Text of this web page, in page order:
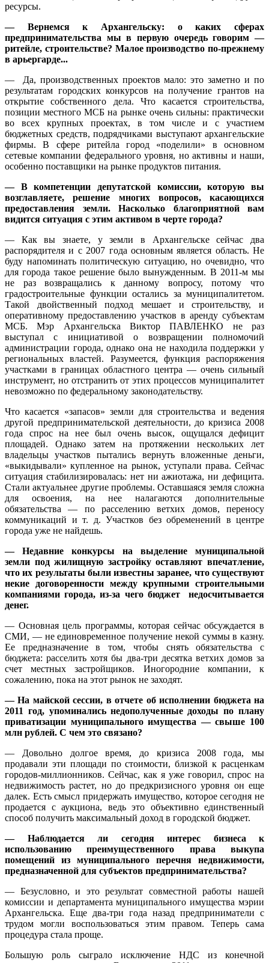
ресурсы.
— Вернемся к Архангельску: о каких сферах
предпринимательства мы в первую очередь говорим —
ритейле, строительстве? Малое производство по-прежнему
в арьергарде...
— Да, производственных проектов мало: это заметно и по
результатам городских конкурсов на получение грантов на
открытие собственного дела. Что касается строительства,
позиции местного МСБ на рынке очень сильны: практически
во всех крупных проектах, в том числе и с участием
бюджетных средств, подрядчиками выступают архангельские
фирмы. В сфере ритейла город «поделили» в основном
сетевые компании федерального уровня, но активны и наши,
особенно поставщики на рынке продуктов питания.
— В компетенции депутатской комиссии, которую вы
возглавляете, решение многих вопросов, касающихся
предоставления земли. Насколько благоприятной вам
видится ситуация с этим активом в черте города?
— Как вы знаете, у земли в Архангельске сейчас два
распорядителя и с 2007 года основным является область. Не
буду напоминать политическую ситуацию, но очевидно, что
для города такое решение было вынужденным. В 2011-м мы
не раз возвращались к данному вопросу, потому что
градостроительные функции остались за муниципалитетом.
Такой двойственный подход мешает и строительству, и
оперативному предоставлению участков в аренду субъектам
МСБ. Мэр Архангельска Виктор ПАВЛЕНКО не раз
выступал с инициативой о возвращении полномочий
администрации города, однако она не находила поддержки у
региональных властей. Разумеется, функция распоряжения
участками в границах областного центра — очень сильный
инструмент, но отстранить от этих процессов муниципалитет
невозможно по федеральному законодательству.
Что касается «запасов» земли для строительства и ведения
другой предпринимательской деятельности, до кризиса 2008
года спрос на нее был очень высок, ощущался дефицит
площадей. Однако затем на протяжении нескольких лет
владельцы участков пытались вернуть вложенные деньги,
«выкидывали» купленное на рынок, уступали права. Сейчас
ситуация стабилизировалась: нет ни ажиотажа, ни дефицита.
Стали актуальнее другие проблемы. Оставшаяся земля сложна
для освоения, на нее налагаются дополнительные
обязательства — по расселению ветхих домов, переносу
коммуникаций и т. д. Участков без обременений в центре
города уже не найдешь.
— Недавние конкурсы на выделение муниципальной
земли под жилищную застройку оставляют впечатление,
что их результаты были известны заранее, что существуют
некие договоренности между крупными строительными
компаниями города, из-за чего бюджет недосчитывается
денег.
— Основная цель программы, которая сейчас обсуждается в
СМИ, — не единовременное получение некой суммы в казну.
Ее предназначение в том, чтобы снять обязательства с
бюджета: расселить хотя бы два-три десятка ветхих домов за
счет местных застройщиков. Иногородние компании, к
сожалению, пока на этот рынок не заходят.
— На майской сессии, в отчете об исполнении бюджета на
2011 год, упоминались недополученные доходы по плану
приватизации муниципального имущества — свыше 100
млн рублей. С чем это связано?
— Довольно долгое время, до кризиса 2008 года, мы
продавали эти площади по стоимости, близкой к расценкам
городов-миллионников. Сейчас, как я уже говорил, спрос на
недвижимость растет, но до предкризисного уровня он еще
далек. Есть смысл придержать имущество, которое сегодня не
продается с аукциона, ведь это объективно единственный
способ получить максимальный доход в городской бюджет.
— Наблюдается ли сегодня интерес бизнеса к
использованию преимущественного права выкупа
помещений из муниципального перечня недвижимости,
предназначенной для субъектов предпринимательства?
— Безусловно, и это результат совместной работы нашей
комиссии и департамента муниципального имущества мэрии
Архангельска. Еще два-три года назад предприниматели с
трудом могли воспользоваться этим правом. Теперь сама
процедура стала проще.
Большую роль сыграло исключение НДС из конечной